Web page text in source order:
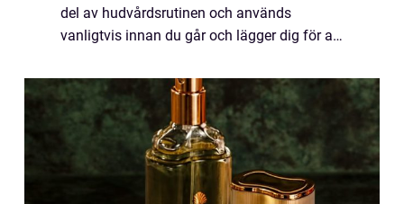
del av hudvårdsrutinen och används
vanligtvis innan du går och lägger dig för att
koncentrerad formula som är sp...